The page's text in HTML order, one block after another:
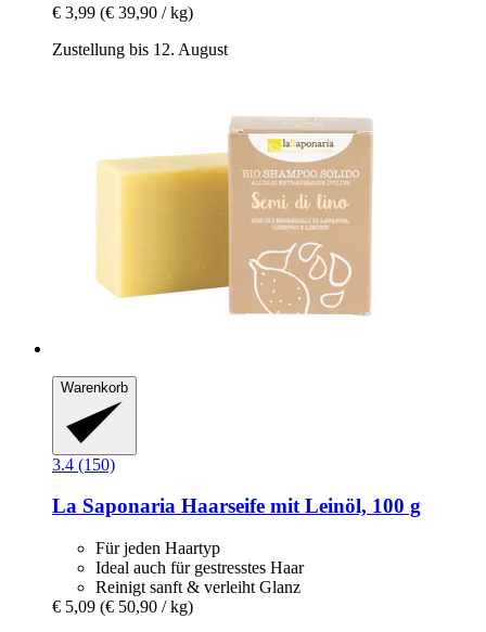
€ 3,99 (€ 39,90 / kg)
Zustellung bis 12. August
Warenkorb
3.4 (150)
La Saponaria Haarseife mit Leinöl, 100 g
Für jeden Haartyp
Ideal auch für gestresstes Haar
Reinigt sanft & verleiht Glanz
€ 5,09 (€ 50,90 / kg)